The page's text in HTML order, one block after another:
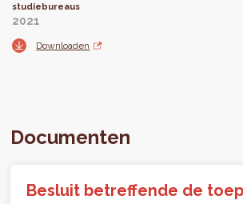
studiebureaus
2021
Downloaden
Documenten
Besluit betreffende de